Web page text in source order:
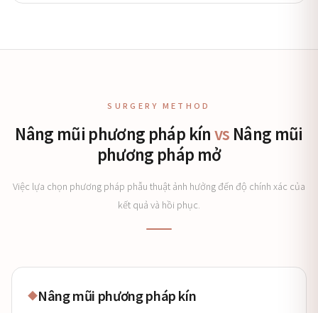
SURGERY METHOD
Nâng mũi phương pháp kínvs Nâng mũi
phương pháp mở
Việc lựa chọn phương pháp phẫu thuật ảnh hưởng đến độ chính xác của
kết quả và hồi phục.
◆Nâng mũi phương pháp kín